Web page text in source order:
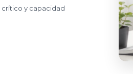
y capacidad